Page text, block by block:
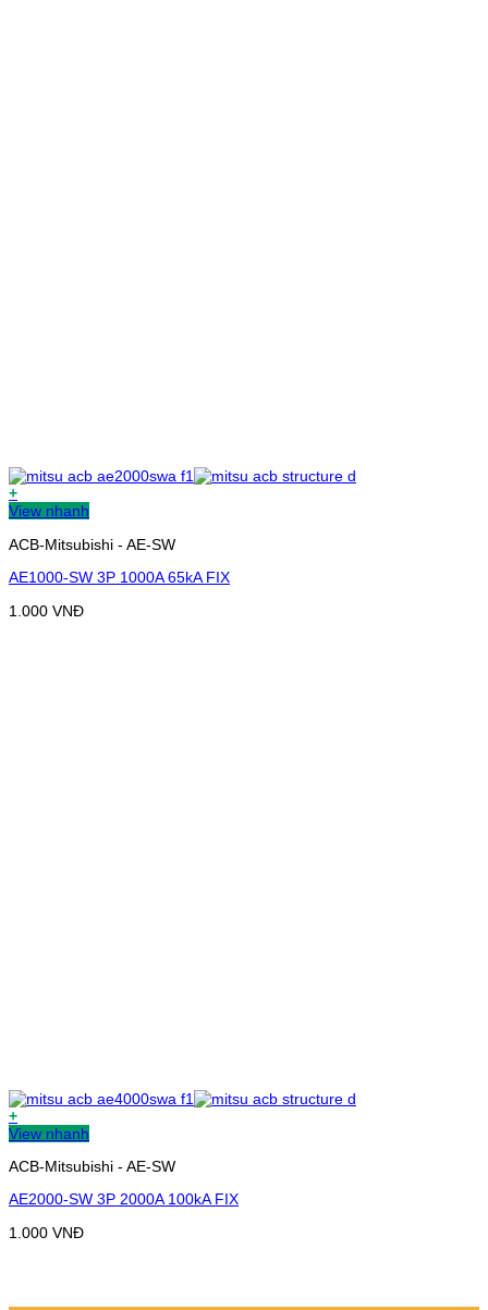
+
View nhanh
ACB-Mitsubishi - AE-SW
AE1000-SW 3P 1000A 65kA FIX
1.000 VNĐ
+
View nhanh
ACB-Mitsubishi - AE-SW
AE2000-SW 3P 2000A 100kA FIX
1.000 VNĐ